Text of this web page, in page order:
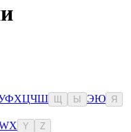
ФХЦЧШ Ы ЭЮ Я
X Y Z